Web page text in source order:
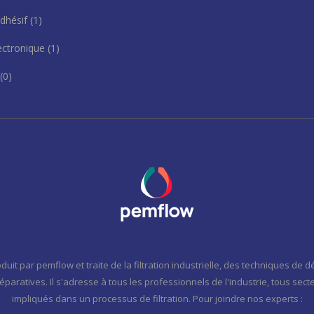
(1)
(1)
(0)
par pemflow et traite de la filtration industrielle, des techniques de
Il s'adresse à tous les professionnels de l'industrie, tous
impliqués dans un processus de filtration. Pour joindre nos experts :